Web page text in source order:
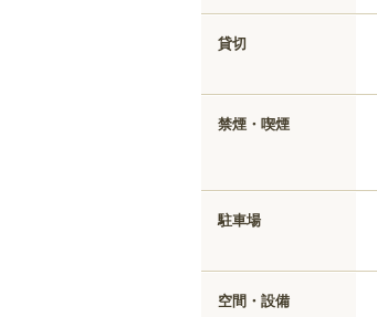
貸切
禁煙・喫煙
駐車場
空間・設備